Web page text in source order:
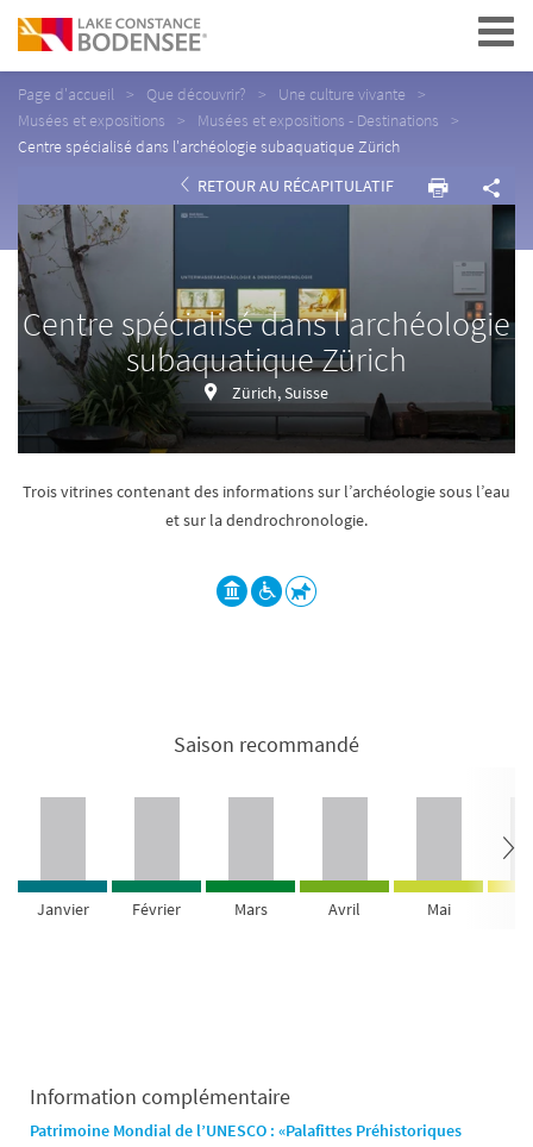
Navigation
Page d'accueil Que découvrir?
Une culture vivante
Musées et expositions
Musées et expositions - Destinations
Centre spécialisé dans l'archéologie subaquatique Zürich
RETOUR AU RÉCAPITULATIF
Centre spécialisé dans l'archéologie
subaquatique Zürich
Zürich, Suisse
Trois vitrines contenant des informations sur l’archéologie sous l’eau
et sur la dendrochronologie.
Saison recommandé
Janvier Février Mars Avril Mai
Information complémentaire
Patrimoine Mondial de l’UNESCO : «Palafittes Préhistoriques